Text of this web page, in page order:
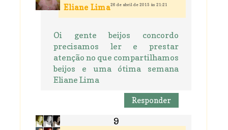
Eliane Lima26 de abril de 2015 às 21:21
Oi gente beijos concordo
precisamos ler e prestar
atenção no que compartilhamos
beijos e uma ótima semana
Eliane Lima
Responder